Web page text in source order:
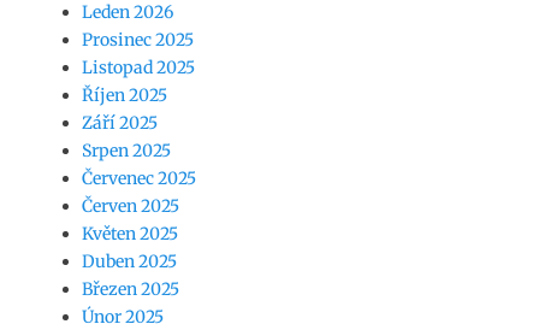
Leden 2026
Prosinec 2025
Listopad 2025
Říjen 2025
Září 2025
Srpen 2025
Červenec 2025
Červen 2025
Květen 2025
Duben 2025
Březen 2025
Únor 2025